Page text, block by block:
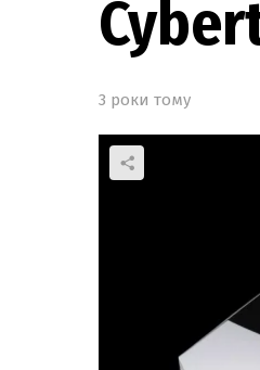
3 роки тому